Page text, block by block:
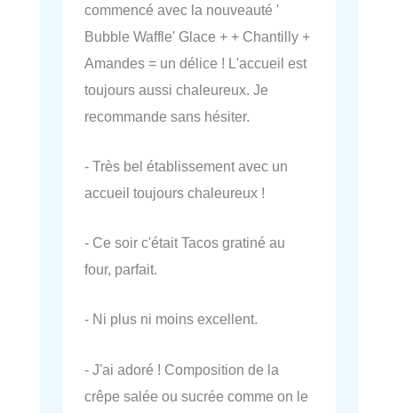
commencé avec la nouveauté '
Bubble Waffle' Glace + + Chantilly +
Amandes = un délice ! L'accueil est
toujours aussi chaleureux. Je
recommande sans hésiter.
- Très bel établissement avec un
accueil toujours chaleureux !
- Ce soir c'était Tacos gratiné au
four, parfait.
- Ni plus ni moins excellent.
- J'ai adoré ! Composition de la
crêpe salée ou sucrée comme on le